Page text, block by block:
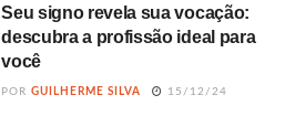
Seu signo revela sua vocação:
descubra a profissão ideal para
você
POR GUILHERME SILVA 15/12/24